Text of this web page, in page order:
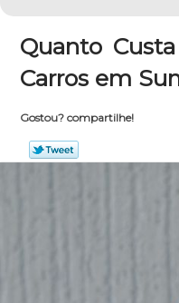
Quanto
Carros em
Gostou? compartilhe!